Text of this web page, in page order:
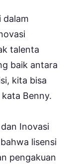
dalam
talenta
baik antara
kita bisa
Benny.
Inovasi
lisensi
pengakuan